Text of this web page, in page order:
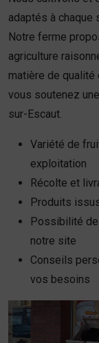
adaptés à chaque
Notre ferme
agriculture
matière de
vous soutenez
sur-Escaut.
Variété de
exploitation
Récolte et
Produits
Possibilité
notre site
Conseils
vos besoins